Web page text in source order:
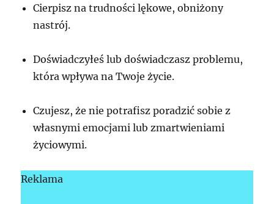
Cierpisz na trudności lękowe, obniżony
nastrój.
Doświadczyłeś lub doświadczasz problemu,
która wpływa na Twoje życie.
Czujesz, że nie potrafisz poradzić sobie z
własnymi emocjami lub zmartwieniami
życiowymi.
Reklama